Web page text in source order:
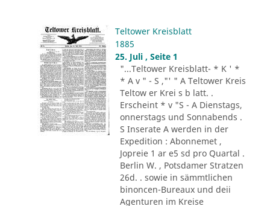
Teltower Kreisblatt
1885
25. Juli , Seite 1
"...Teltower Kreisblatt- * K ' *
* A v " - S ,"' " A Teltower Kreis
Teltow er Krei s b latt. .
Erscheint * v "S - A Dienstags,
onnerstags und Sonnabends .
S Inserate A werden in der
Expedition : Abonnemet ,
Jopreie 1 ar e5 sd pro Quartal .
Berlin W. , Potsdamer Stratzen
26d. . sowie in sämmtlichen
binoncen-Bureaux und deii
Agenturen im Kreise